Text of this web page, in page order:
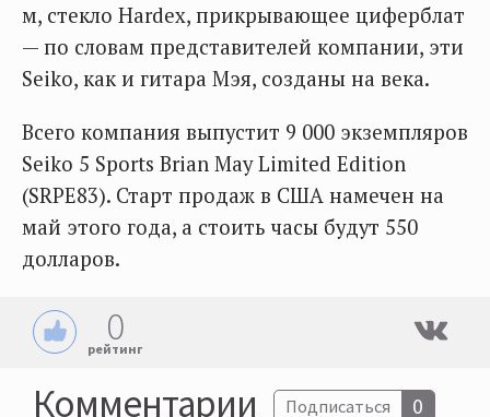
м, стекло Hardex, прикрывающее циферблат
— по словам представителей компании, эти
Seiko, как и гитара Мэя, созданы на века.
Всего компания выпустит 9 000 экземпляров
Seiko 5 Sports Brian May Limited Edition
(SRPE83). Старт продаж в США намечен на
май этого года, а стоить часы будут 550
долларов.
0
рейтинг
Комментарии Подписаться 0